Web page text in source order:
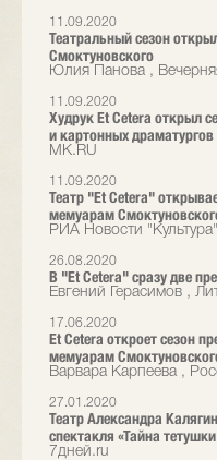
11.09.2020
Театральный сезон
Смоктуновского
Юлия Панова ,
11.09.2020
Худрук Et Cetera открыл
и картонных драматургов
МК.RU
11.09.2020
Театр "Et Cetera"
мемуарам
РИА Новости "Культура"
26.08.2020
В "Et Cetera" сразу две
Евгений Герасимов ,
17.06.2020
Et Cetera откроет сезон
мемуарам
Варвара Карпеева ,
27.01.2020
Театр Александра
спектакля «Тайна
7дней.ru